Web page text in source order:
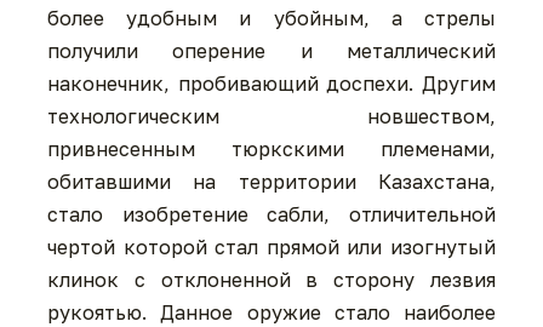
более удобным и убойным, а стрелы
получили оперение и металлический
наконечник, пробивающий доспехи. Другим
технологическим новшеством,
привнесенным тюркскими племенами,
обитавшими на территории Казахстана,
стало изобретение сабли, отличительной
чертой которой стал прямой или изогнутый
клинок с отклоненной в сторону лезвия
рукоятью. Данное оружие стало наиболее